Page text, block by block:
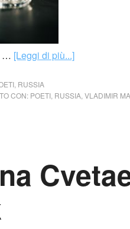
… [Leggi di più...]
RUSSIA
CON: POETI RUSSIA VLADIMIR